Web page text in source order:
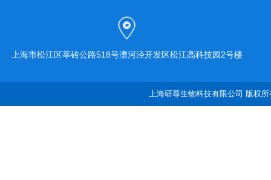
上海市松江区莘砖公路518号漕河泾开发区松江高科技园2号楼
上海研尊生物科技有限公司 版权